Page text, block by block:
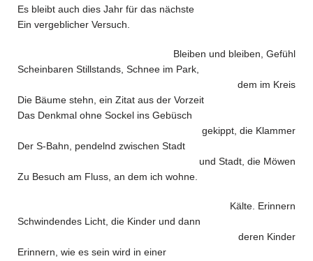
Es bleibt auch dies Jahr für das nächste
Ein vergeblicher Versuch.
Bleiben und bleiben, Gefühl
Scheinbaren Stillstands, Schnee im Park,
dem im Kreis
Die Bäume stehn, ein Zitat aus der Vorzeit
Das Denkmal ohne Sockel ins Gebüsch
gekippt, die Klammer
Der S-Bahn, pendelnd zwischen Stadt
und Stadt, die Möwen
Zu Besuch am Fluss, an dem ich wohne.
Kälte. Erinnern
Schwindendes Licht, die Kinder und dann
deren Kinder
Erinnern, wie es sein wird in einer